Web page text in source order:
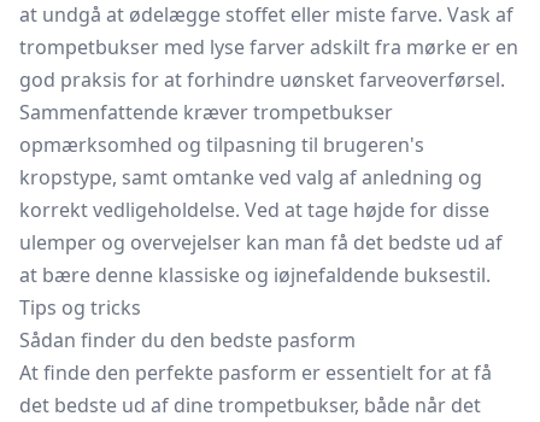
at undgå at ødelægge stoffet eller miste farve. Vask af
trompetbukser med lyse farver adskilt fra mørke er en
god praksis for at forhindre uønsket farveoverførsel.
Sammenfattende kræver trompetbukser
opmærksomhed og tilpasning til brugeren's
kropstype, samt omtanke ved valg af anledning og
korrekt vedligeholdelse. Ved at tage højde for disse
ulemper og overvejelser kan man få det bedste ud af
at bære denne klassiske og iøjnefaldende buksestil.
Tips og tricks
Sådan finder du den bedste pasform
At finde den perfekte pasform er essentielt for at få
det bedste ud af dine trompetbukser, både når det